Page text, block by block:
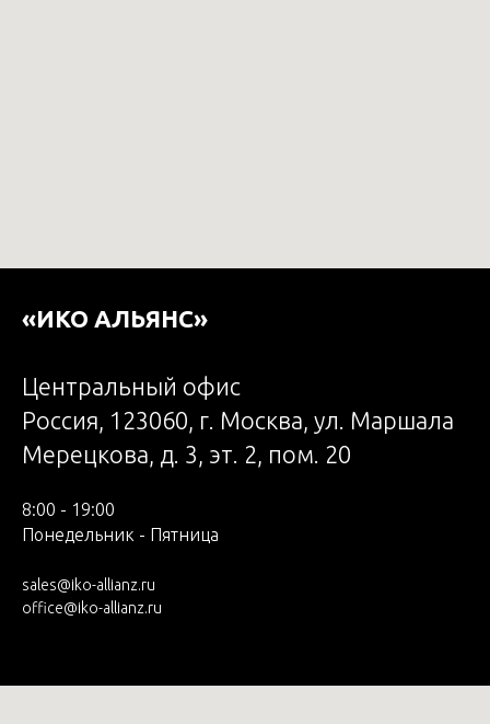
«ИКО АЛЬЯНС»
Центральный офис
Россия, 123060, г. Москва, ул. Маршала
Мерецкова, д. 3, эт. 2, пом. 20
8:00 - 19:00
Понедельник - Пятница
sales@iko-allianz.ru
office@iko-allianz.ru